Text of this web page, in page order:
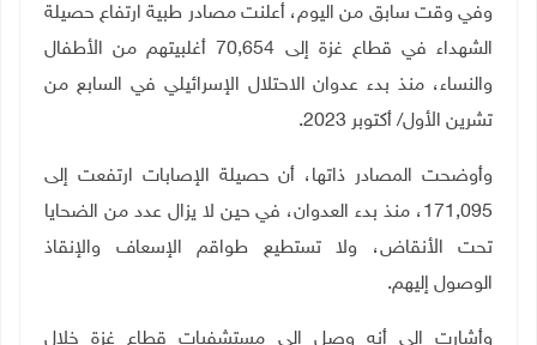
وفي وقت سابق من اليوم، أعلنت مصادر طبية ارتفاع حصيلة
الشهداء في قطاع غزة إلى 70,654 أغلبيتهم من الأطفال
والنساء، منذ بدء عدوان الاحتلال الإسرائيلي في السابع من
تشرين الأول/ أكتوبر 2023
.
وأوضحت المصادر ذاتها، أن حصيلة الإصابات ارتفعت إلى
171,095، منذ بدء العدوان، في حين لا يزال عدد من الضحايا
تحت الأنقاض، ولا تستطيع طواقم الإسعاف والإنقاذ
الوصول إليهم.
وأشارت إلى أنه وصل إلى مستشفيات قطاع غزة خلال